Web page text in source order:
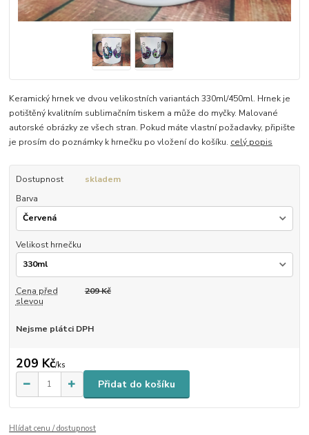
Keramický hrnek ve dvou velikostních variantách 330ml/450ml. Hrnek je
potištěný kvalitním sublimačním tiskem a může do myčky. Malované
autorské obrázky ze všech stran. Pokud máte vlastní požadavky, připište
je prosím do poznámky k hrnečku po vložení do košíku. celý popis
Dostupnost
skladem
Barva
Velikost hrnečku
Cena před
slevou
209 Kč
Nejsme plátci DPH
209 Kč/ks
Přidat do košíku
Hlídat cenu / dostupnost